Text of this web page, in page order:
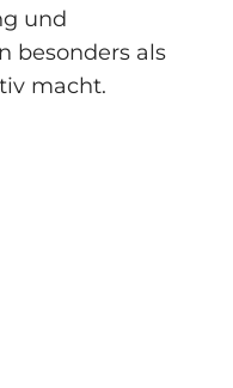
und
besonders als
macht.